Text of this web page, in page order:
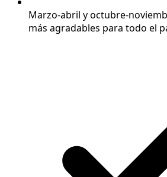
Marzo-abril y octubre-
más agradables para todo el